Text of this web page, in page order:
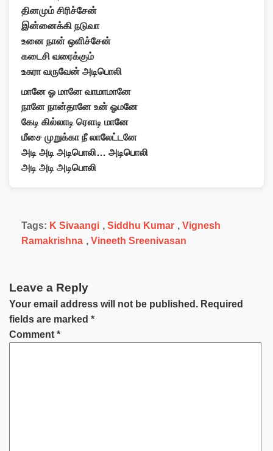
தினமும் சிரிச்சேன்
இன்னைக்கி நடுவா
உனை நான் ஒளிச்சேன்
கடைசி வரைக்கும்
உசுரா வருவேன் அடிபொலி
மானே ஓ மானே வாமாமானே
நானே நான்தானே உன் ஓமனே
கேடி கில்லாடி ரௌடி மானே
மீசை முறுக்கா நீ லாலேட்டனே
அடி அடி அடிபொலி… அடிபொலி
அடி அடி அடிபொலி
Tags: K Sivaangi , Siddhu Kumar , Vignesh
Ramakrishna , Vineeth Sreenivasan
Leave a Reply
Your email address will not be published. Required
fields are marked *
Comment *